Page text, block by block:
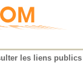
les liens publics